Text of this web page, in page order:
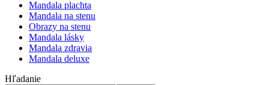
Mandala plachta
Mandala na stenu
Obrazy na stenu
Mandala lásky
Mandala zdravia
Mandala deluxe
Hľadanie